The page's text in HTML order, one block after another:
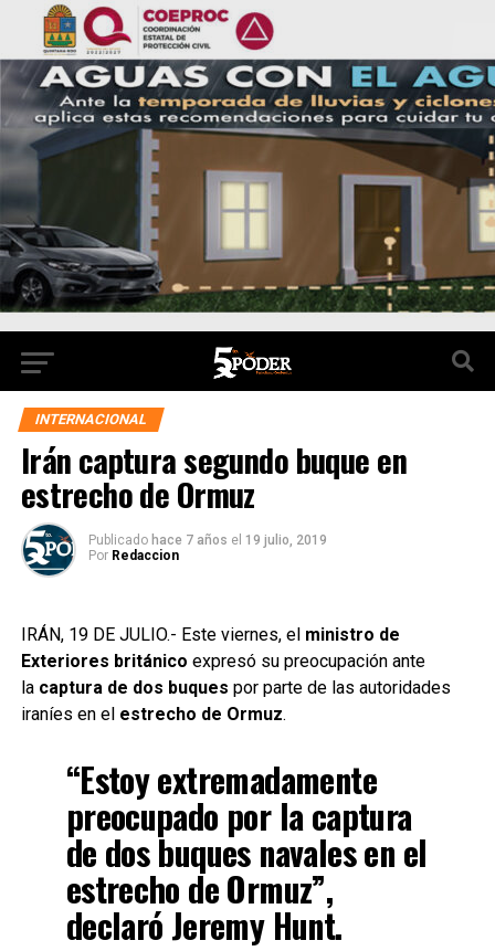
INTERNACIONAL
Irán captura segundo buque en
estrecho de Ormuz
Publicado hace 7 años el 19 julio, 2019
Por Redaccion
IRÁN, 19 DE JULIO.- Este viernes, el ministro de
Exteriores británico expresó su preocupación ante
la captura de dos buques por parte de las autoridades
iraníes en el estrecho de Ormuz.
“Estoy extremadamente
preocupado por la captura
de dos buques navales en el
estrecho de Ormuz”,
declaró Jeremy Hunt.